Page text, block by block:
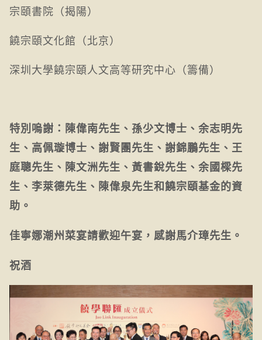
宗頤書院（揭陽）
饒宗頤文化館（北京）
深圳大學饒宗頤人文高等研究中心（籌備）
特別嗚謝：陳偉南先生、孫少文博士、余志明先
生、高佩璇博士、謝賢團先生、謝錦鵬先生、王
庭聰先生、陳文洲先生、黃書銳先生、余國樑先
生、李萊德先生、陳偉泉先生和饒宗頤基金的資
助。
佳寧娜潮州菜宴請歡迎午宴，感謝馬介璋先生。
祝酒